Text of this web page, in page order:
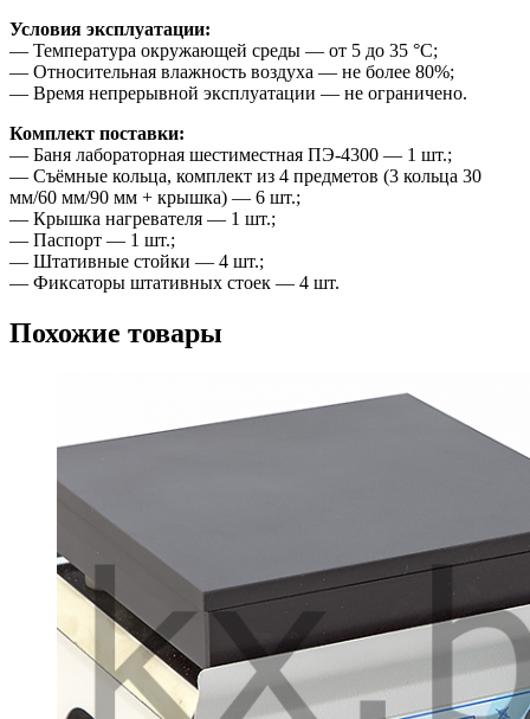
Условия эксплуатации:
— Температура окружающей среды — от 5 до 35 °С;
— Относительная влажность воздуха — не более 80%;
— Время непрерывной эксплуатации — не ограничено.
Комплект поставки:
— Баня лабораторная шестиместная ПЭ-4300 — 1 шт.;
— Съёмные кольца, комплект из 4 предметов (3 кольца 30
мм/60 мм/90 мм + крышка) — 6 шт.;
— Крышка нагревателя — 1 шт.;
— Паспорт — 1 шт.;
— Штативные стойки — 4 шт.;
— Фиксаторы штативных стоек — 4 шт.
Похожие товары